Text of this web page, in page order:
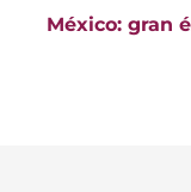
México: gran